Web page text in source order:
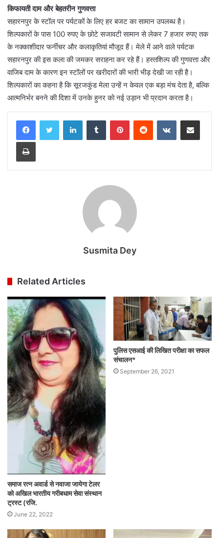
किफायती दाम और बेहतरीन गुणवत्ता
सहारनपुर के स्टॉल पर पर्यटकों के लिए हर बजट का सामान उपलब्ध है।
शिल्पकारों के पास 100 रुपए के छोटे सजावटी सामान से लेकर 7 हजार रुपए तक
के नक्काशीदार फर्नीचर और कलाकृतियां मौजूद हैं। मेले में आने वाले पर्यटक
सहारनपुर की इस कला की जमकर सराहना कर रहे हैं। हस्तशिल्प की गुणवत्ता और
वाजिब दाम के कारण इन स्टॉलों पर खरीदारों की भारी भीड़ देखी जा रही है।
शिल्पकारों का कहना है कि सूरजकुंड मेला उन्हें न केवल एक बड़ा मंच देता है, बल्कि
आत्मनिर्भर बनने की दिशा में उनके हुनर को नई उड़ान भी प्रदान करता है।
LinkedInTumblr PinterestReddit VKontakteShare via Email
Print
Susmita Dey
Related Articles
समाज रत्न अवार्ड से नवाजा जायेगा टेलर
को अखिल भारतीय गरीबधाम सेवा संस्थान
ट्रस्ट (रजि.
June 22, 2022
पुलिस एसआई की लिखित परीक्षा का सफल
संचालन*
September 26, 2021